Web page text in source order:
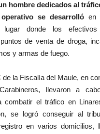
hombre dedicados al
se desarrolló en
lugar donde los efectivos
de venta de droga,
y armas de fuego.
de la Fiscalía del Maule, en
llevaron a
combatir el tráfico en
se logró conseguir al
en varios domicilios,